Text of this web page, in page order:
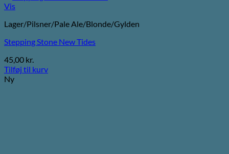
Vis
Lager/Pilsner/Pale Ale/Blonde/Gylden
Stepping Stone New Tides
45,00 kr.
Tilføj til kurv
Ny